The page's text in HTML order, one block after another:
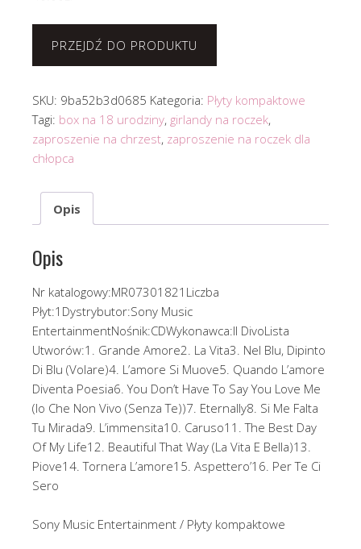
PRZEJDŹ DO PRODUKTU
SKU: 9ba52b3d0685 Kategoria: Płyty kompaktowe
Tagi: box na 18 urodziny, girlandy na roczek,
zaproszenie na chrzest, zaproszenie na roczek dla
chłopca
Opis
Opis
Nr katalogowy:MR07301821Liczba
Płyt:1Dystrybutor:Sony Music
EntertainmentNośnik:CDWykonawca:Il DivoLista
Utworów:1. Grande Amore2. La Vita3. Nel Blu, Dipinto
Di Blu (Volare)4. L’amore Si Muove5. Quando L’amore
Diventa Poesia6. You Don’t Have To Say You Love Me
(Io Che Non Vivo (Senza Te))7. Eternally8. Si Me Falta
Tu Mirada9. L’immensita10. Caruso11. The Best Day
Of My Life12. Beautiful That Way (La Vita E Bella)13.
Piove14. Tornera L’amore15. Aspettero’16. Per Te Ci
Sero
Sony Music Entertainment / Płyty kompaktowe